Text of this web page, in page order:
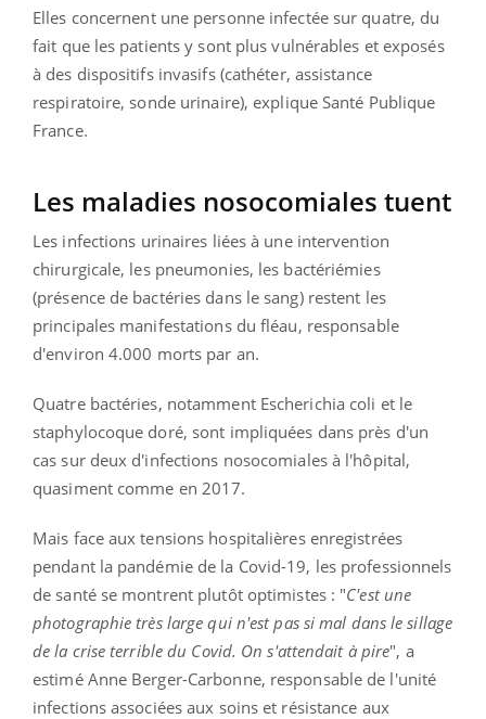
Elles concernent une personne infectée sur quatre, du
fait que les patients y sont plus vulnérables et exposés
à des dispositifs invasifs (cathéter, assistance
respiratoire, sonde urinaire), explique Santé Publique
France.
Les maladies nosocomiales tuent
Les infections urinaires liées à une intervention
chirurgicale, les pneumonies, les bactériémies
(présence de bactéries dans le sang) restent les
principales manifestations du fléau, responsable
d'environ 4.000 morts par an.
Quatre bactéries, notamment Escherichia coli et le
staphylocoque doré, sont impliquées dans près d'un
cas sur deux d'infections nosocomiales à l'hôpital,
quasiment comme en 2017.
Mais face aux tensions hospitalières enregistrées
pendant la pandémie de la Covid-19, les professionnels
de santé se montrent plutôt optimistes : "C'est une
photographie très large qui n'est pas si mal dans le sillage
de la crise terrible du Covid. On s'attendait à pire", a
estimé Anne Berger-Carbonne, responsable de l'unité
infections associées aux soins et résistance aux